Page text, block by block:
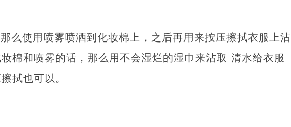
么使用喷雾喷洒到化妆棉上，之后再用来按压擦拭衣服上沾
棉和喷雾的话，那么用不会湿烂的湿巾来沾取 清水给衣服
拭也可以。